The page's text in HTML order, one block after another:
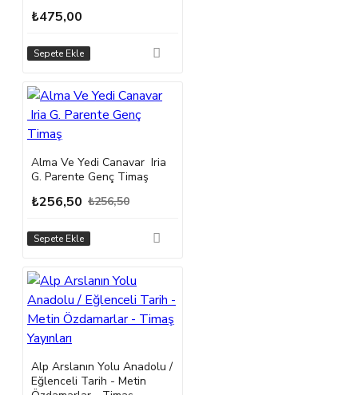
₺475,00
Sepete Ekle
Alma Ve Yedi Canavar Iria
G. Parente Genç Timaş
₺256,50 ₺256,50
Sepete Ekle
Alp Arslanın Yolu Anadolu /
Eğlenceli Tarih - Metin